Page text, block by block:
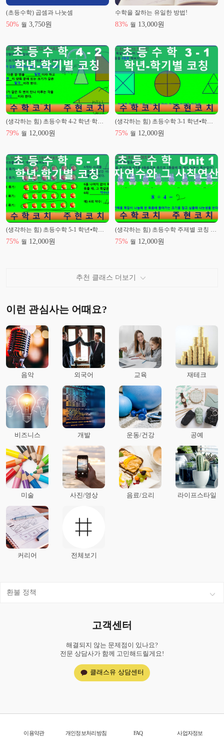
(초등수학) 곱셈과 나눗셈
50% 월 3,750원
수학을 잘하는 유일한 방법!
83% 월 13,000원
79% 월 12,000원 75% 월 12,000원
(생각하는 힘) 초등수학 5-1 학년⦁학기별 코칭
75% 월 12,000원
(생각하는 힘) 초등수학 주제별 코칭 Unit 1. 자연수와 그 사칙연산
75% 월 12,000원
추천 클래스 더보기
이런 관심사는 어때요?
음악 외국어 교육 재테크
비즈니스 개발 운동/건강 공예
미술 사진/영상 음료/요리 라이프스타일
커리어 전체보기
환불 정책
고객센터
해결되지 않는 문제점이 있나요?
전문 상담사가 함께 고민해드릴게요!
클래스유 상담센터
이용약관 개인정보처리방침 FAQ 사업자정보